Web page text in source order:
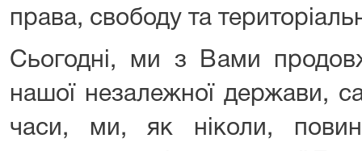
права, свободу та
Сьогодні, ми з Вами
нашої незалежної держави,
часи, ми, як ніколи,